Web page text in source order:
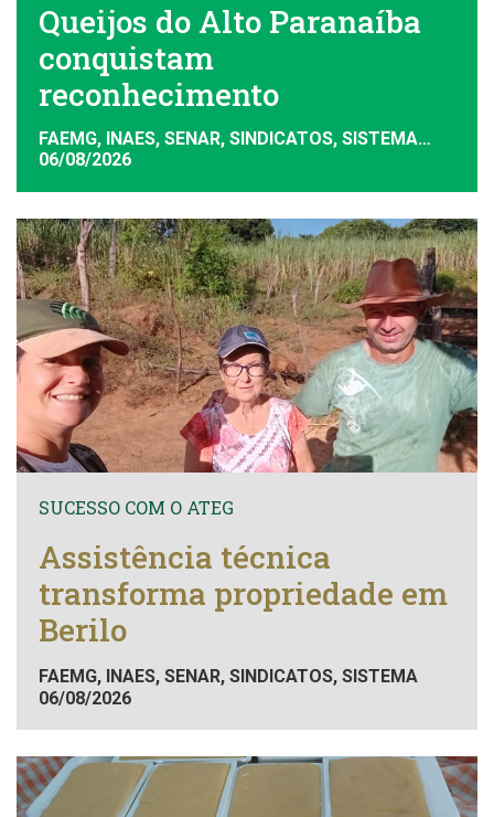
Queijos do Alto Paranaíba
conquistam
reconhecimento
FAEMG, INAES, SENAR, SINDICATOS, SISTEMA
FAEMG
06/08/2026
SUCESSO COM O ATEG
Assistência técnica
transforma propriedade em
Berilo
FAEMG, INAES, SENAR, SINDICATOS, SISTEMA
FAEMG
06/08/2026